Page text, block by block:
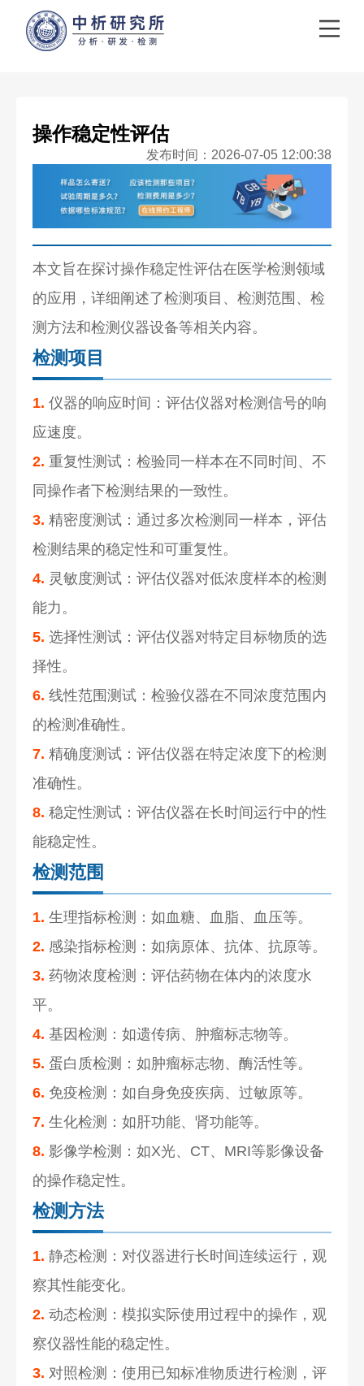
操作稳定性评估
发布时间：2026-07-05 12:00:38
本文旨在探讨操作稳定性评估在医学检测领域
的应用，详细阐述了检测项目、检测范围、检
测方法和检测仪器设备等相关内容。
检测项目
1. 仪器的响应时间：评估仪器对检测信号的响
应速度。
2. 重复性测试：检验同一样本在不同时间、不
同操作者下检测结果的一致性。
3. 精密度测试：通过多次检测同一样本，评估
检测结果的稳定性和可重复性。
4. 灵敏度测试：评估仪器对低浓度样本的检测
能力。
5. 选择性测试：评估仪器对特定目标物质的选
择性。
6. 线性范围测试：检验仪器在不同浓度范围内
的检测准确性。
7. 精确度测试：评估仪器在特定浓度下的检测
准确性。
8. 稳定性测试：评估仪器在长时间运行中的性
能稳定性。
检测范围
1. 生理指标检测：如血糖、血脂、血压等。
2. 感染指标检测：如病原体、抗体、抗原等。
3. 药物浓度检测：评估药物在体内的浓度水
平。
4. 基因检测：如遗传病、肿瘤标志物等。
5. 蛋白质检测：如肿瘤标志物、酶活性等。
6. 免疫检测：如自身免疫疾病、过敏原等。
7. 生化检测：如肝功能、肾功能等。
8. 影像学检测：如X光、CT、MRI等影像设备
的操作稳定性。
检测方法
1. 静态检测：对仪器进行长时间连续运行，观
察其性能变化。
2. 动态检测：模拟实际使用过程中的操作，观
察仪器性能的稳定性。
3. 对照检测：使用已知标准物质进行检测，评